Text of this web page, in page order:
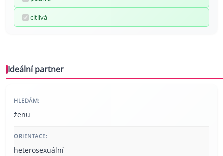
citlivá
Ideální partner
HLEDÁM:
ženu
ORIENTACE:
heterosexuální